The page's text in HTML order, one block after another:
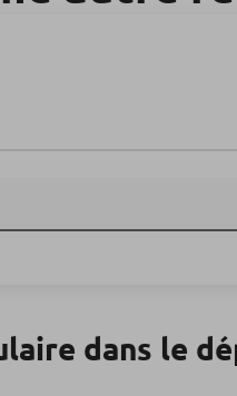
dans le